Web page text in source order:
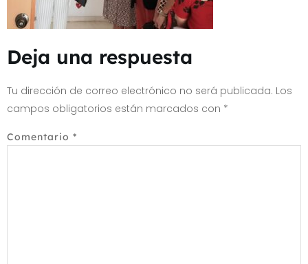
Deja una respuesta
Tu dirección de correo electrónico no será publicada. Los
campos obligatorios están marcados con *
Comentario *